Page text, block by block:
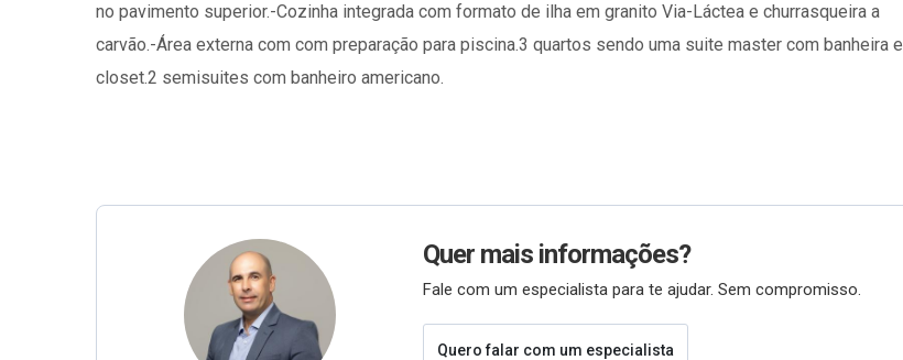
no pavimento superior.-Cozinha integrada com formato de ilha em granito Via-Láctea e churrasqueira a
carvão.-Área externa com com preparação para piscina.3 quartos sendo uma suite master com banheira e
closet.2 semisuites com banheiro americano.
Quer mais informações?
Fale com um especialista para te ajudar. Sem compromisso.
Quero falar com um especialista